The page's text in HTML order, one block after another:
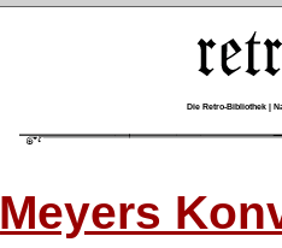
Die Retro-Bibliothek |
Meyers